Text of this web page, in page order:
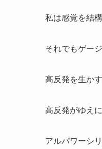
私は感覚を結
それでもゲー
高反発を生か
高反発がゆえ
アルパワーシ